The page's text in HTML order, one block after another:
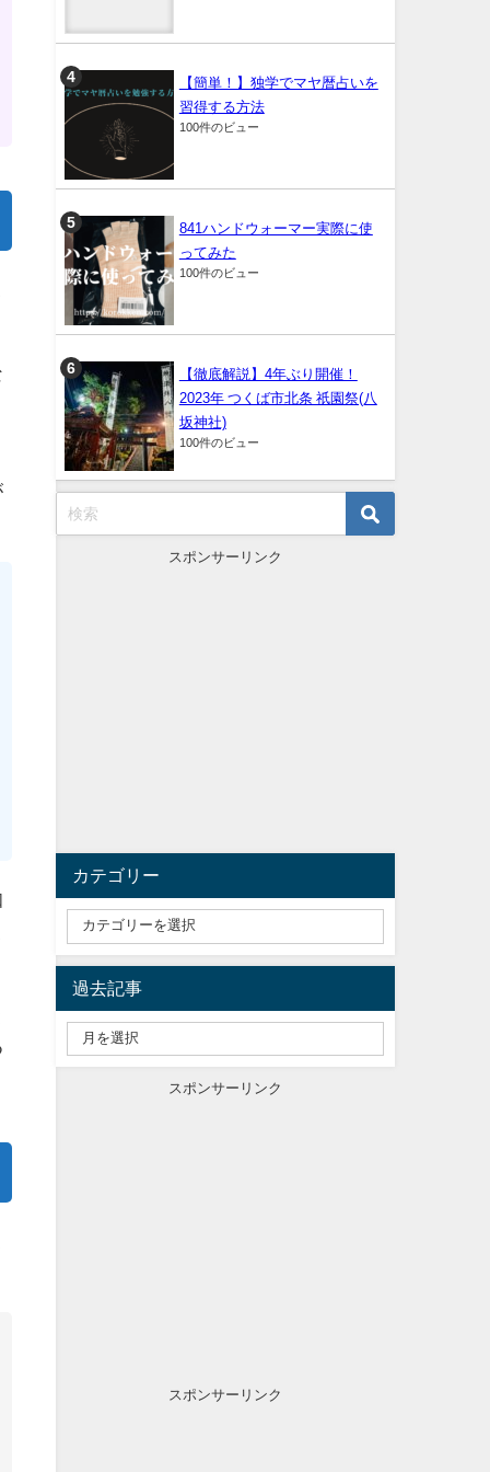
【簡単！】独学でマヤ暦占いを
習得する方法
100件のビュー
841ハンドウォーマー実際に使
ってみた
100件のビュー
【徹底解説】4年ぶり開催！
2023年 つくば市北条 祇園祭(八
坂神社)
100件のビュー
スポンサーリンク
カテゴリー
過去記事
スポンサーリンク
スポンサーリンク